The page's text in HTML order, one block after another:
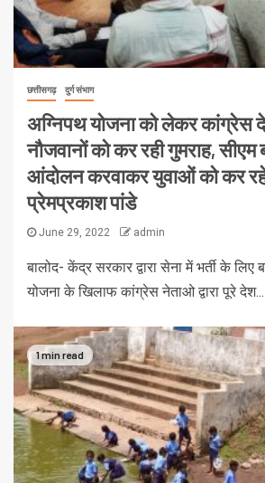
छत्तीसगढ़ दुर्ग संभाग
अग्निपथ योजना को लेकर कांग्रेस
नौजवानों को कर रही गुमराह,
आंदोलन करवाकर युवाओं को कर
प्रेमप्रकाश पांडे
June 29, 2022 admin
बालोद- केंद्र सरकार द्वारा सेना में भर्ती के लिए
योजना के खिलाफ कांग्रेस नेताओ द्वारा पूरे देश...
1 min read